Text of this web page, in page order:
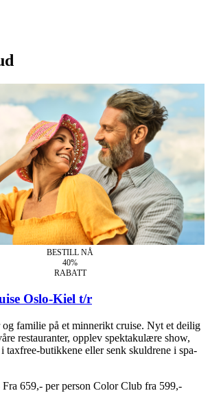
BESTILL NÅ
40%
RABATT
Oslo-Kiel t/r
og familie på et minnerikt cruise. Nyt et deilig
restauranter, opplev spektakulære show,
taxfree-butikkene eller senk skuldrene i spa-
Fra 659,- per person Color Club fra 599,-